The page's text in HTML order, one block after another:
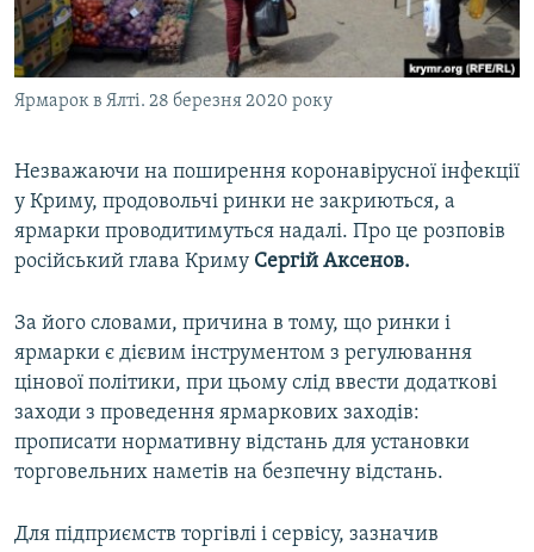
ВІДЕОУРОКИ «ELIFBE»
СВІДЧЕННЯ ОКУПАЦІЇ
УКРАЇНСЬКА ПРОБЛЕМА КРИМУ
Русский
Qırımtatar
Усі сайти RFE/RL
Ярмарок в Ялті. 28 березня 2020 року
Незважаючи на поширення коронавірусної інфекції
у Криму, продовольчі ринки не закриються, а
ярмарки проводитимуться надалі. Про це розповів
російський глава Криму Сергій Аксенов.
За його словами, причина в тому, що ринки і
ярмарки є дієвим інструментом з регулювання
цінової політики, при цьому слід ввести додаткові
заходи з проведення ярмаркових заходів:
прописати нормативну відстань для установки
торговельних наметів на безпечну відстань.
Для підприємств торгівлі і сервісу, зазначив